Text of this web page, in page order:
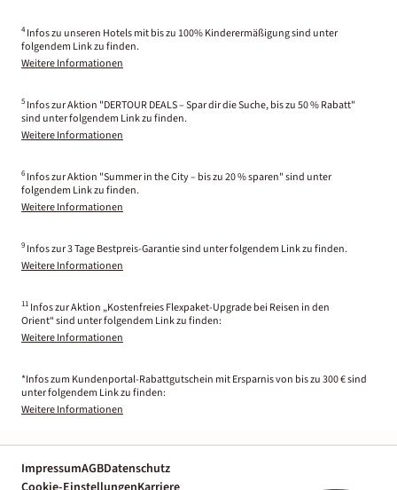
4 Infos zu unseren Hotels mit bis zu 100% Kinderermäßigung sind unter
folgendem Link zu finden.
Weitere Informationen
5 Infos zur Aktion "DERTOUR DEALS – Spar dir die Suche, bis zu 50 % Rabatt"
sind unter folgendem Link zu finden.
Weitere Informationen
6 Infos zur Aktion "Summer in the City – bis zu 20 % sparen" sind unter
folgendem Link zu finden.
Weitere Informationen
9 Infos zur 3 Tage Bestpreis-Garantie sind unter folgendem Link zu finden.
Weitere Informationen
11 Infos zur Aktion „Kostenfreies Flexpaket-Upgrade bei Reisen in den
Orient“ sind unter folgendem Link zu finden:
Weitere Informationen
*Infos zum Kundenportal-Rabattgutschein mit Ersparnis von bis zu 300 € sind
unter folgendem Link zu finden:
Weitere Informationen
ImpressumAGBDatenschutz